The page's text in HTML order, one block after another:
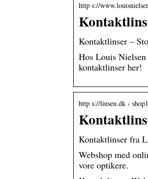
http s://
Kontaktlinser –
Hos Louis
kontaktlinser her!
http s://linsen.dk ›
Kontaktlinser fra
Webshop med
vore optikere.